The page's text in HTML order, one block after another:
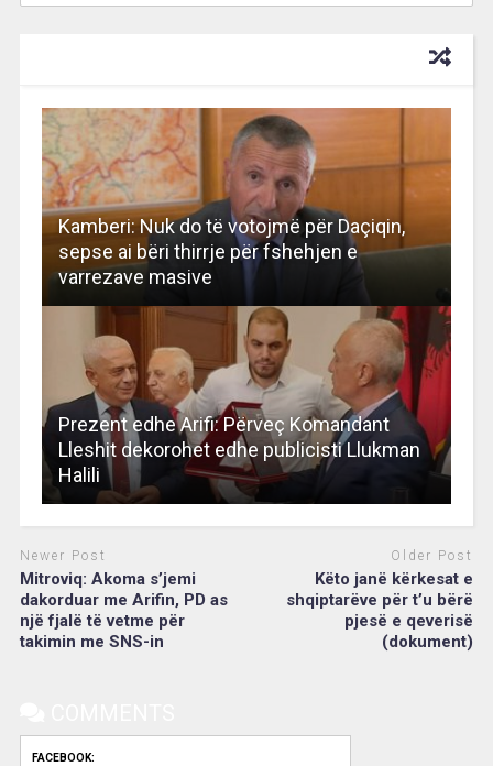
Kamberi: Nuk do të votojmë për Daçiqin,
sepse ai bëri thirrje për fshehjen e
varrezave masive
Prezent edhe Arifi: Përveç Komandant
Lleshit dekorohet edhe publicisti Llukman
Halili
Newer Post
Mitroviq: Akoma s’jemi
dakorduar me Arifin, PD as
një fjalë të vetme për
takimin me SNS-in
Older Post
Këto janë kërkesat e
shqiptarëve për t’u bërë
pjesë e qeverisë
(dokument)
FACEBOOK: